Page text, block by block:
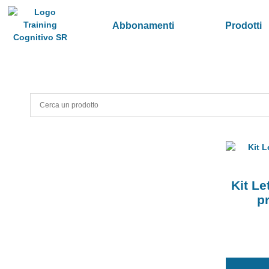
Abbonamenti Prodotti
Kit